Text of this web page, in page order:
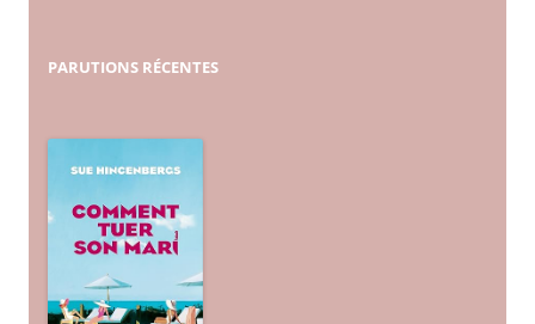
PARUTIONS RÉCENTES